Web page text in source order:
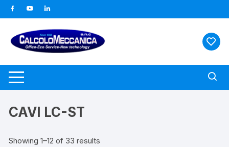
al
contenuto
CAVI LC-ST
Showing 1–12 of 33 results